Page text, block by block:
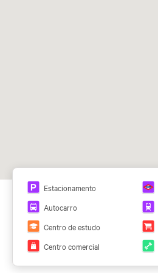
Estacionamento
Autocarro
Centro de estudo
Centro comercial